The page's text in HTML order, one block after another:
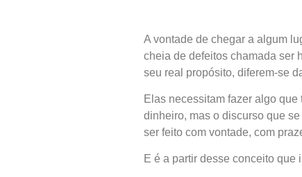
A vontade de chegar a algum
cheia de defeitos chamada ser
seu real propósito, diferem-se
Elas necessitam fazer algo
dinheiro, mas o discurso que
ser feito com vontade, com
E é a partir desse conceito que